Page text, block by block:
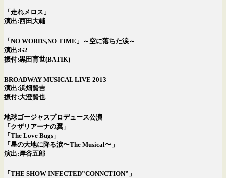
「走れメロス」
演出:西田大輔
「NO WORDS,NO TIME」～空に落ちた涙～
演出:G2
振付:黒田育世(BATIK)
BROADWAY MUSICAL LIVE 2013
演出:浜畑賢吉
振付:大澄賢也
地球ゴージャスプロデュース公演
「クザリアーナの翼」
「The Love Bugs」
「星の大地に降る涙〜The Musical〜」
演出:岸谷五郎
「THE SHOW INFECTED”CONNCTION”」